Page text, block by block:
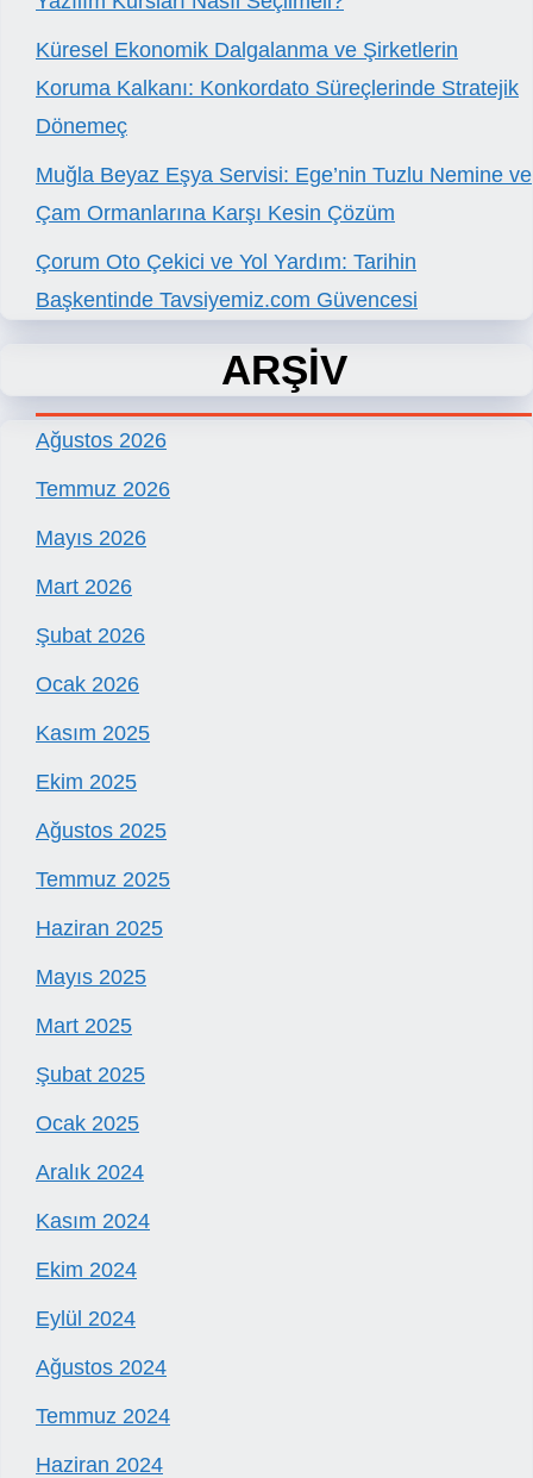
Küresel Ekonomik Dalgalanma ve Şirketlerin
Koruma Kalkanı: Konkordato Süreçlerinde Stratejik
Dönemeç
Muğla Beyaz Eşya Servisi: Ege’nin Tuzlu Nemine ve
Çam Ormanlarına Karşı Kesin Çözüm
Çorum Oto Çekici ve Yol Yardım: Tarihin
Başkentinde Tavsiyemiz.com Güvencesi
ARŞİV
Ağustos 2026
Temmuz 2026
Mayıs 2026
Mart 2026
Şubat 2026
Ocak 2026
Kasım 2025
Ekim 2025
Ağustos 2025
Temmuz 2025
Haziran 2025
Mayıs 2025
Mart 2025
Şubat 2025
Ocak 2025
Aralık 2024
Kasım 2024
Ekim 2024
Eylül 2024
Ağustos 2024
Temmuz 2024
Haziran 2024